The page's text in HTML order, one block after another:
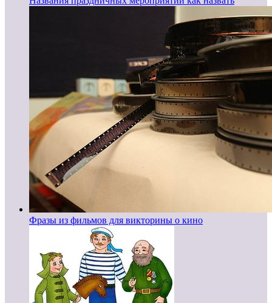
Фразы из фильмов для викторины о кино